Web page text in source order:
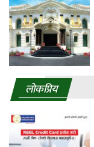
लाेकप्रिय